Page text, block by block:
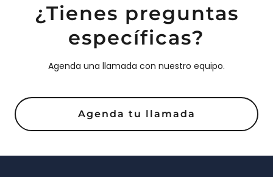
¿Tienes preguntas
específicas?
Agenda una llamada con nuestro equipo.
Agenda tu llamada